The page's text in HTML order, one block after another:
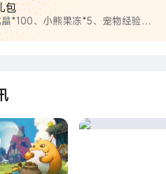
包
*100、小熊果冻*5、宠物经验